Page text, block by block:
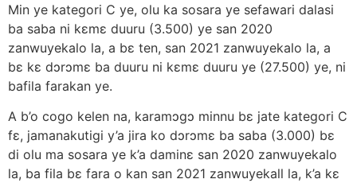
Min ye kategori C ye, olu ka sosara ye sefawari dalasi
ba saba ni kɛmɛ duuru (3.500) ye san 2020
zanwuyekalo la, a bɛ ten, san 2021 zanwuyekalo la, a
bɛ kɛ dɔrɔmɛ ba duuru ni kɛmɛ duuru ye (27.500) ye, ni
bafila farakan ye.
A b’o cogo kelen na, karamɔgɔ minnu bɛ jate kategori C
fɛ, jamanakutigi y’a jira ko dɔrɔmɛ ba saba (3.000) bɛ
di olu ma sosara ye k’a daminɛ san 2020 zanwuyekalo
la, ba fila bɛ fara o kan san 2021 zanwuyekall la, k’a kɛ